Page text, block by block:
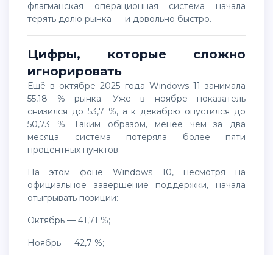
флагманская операционная система начала
терять долю рынка — и довольно быстро.
Цифры, которые сложно
игнорировать
Ещё в октябре 2025 года Windows 11 занимала
55,18 % рынка. Уже в ноябре показатель
снизился до 53,7 %, а к декабрю опустился до
50,73 %. Таким образом, менее чем за два
месяца система потеряла более пяти
процентных пунктов.
На этом фоне Windows 10, несмотря на
официальное завершение поддержки, начала
отыгрывать позиции:
октябрь — 41,71 %;
ноябрь — 42,7 %;